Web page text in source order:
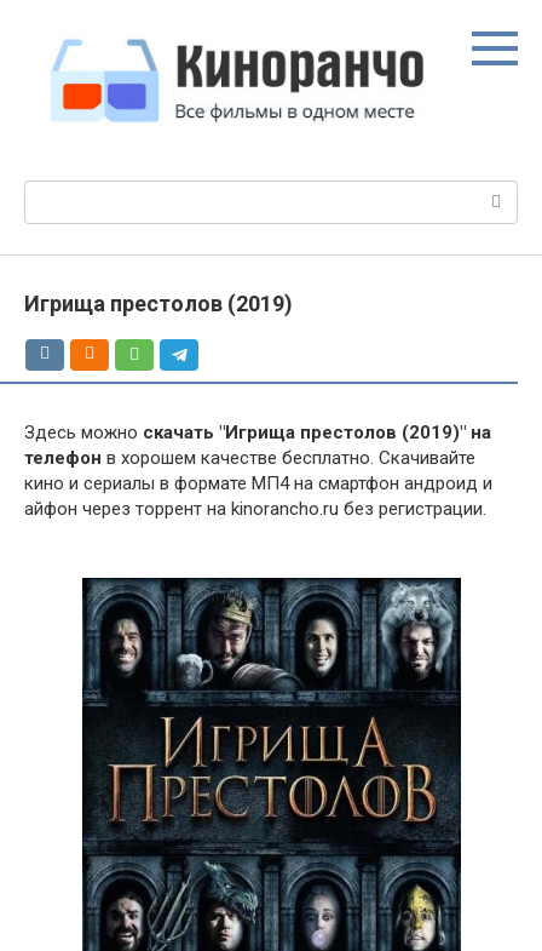
контенту
Игрища престолов (2019)
Здесь можно скачать "Игрища престолов (2019)" на
телефон в хорошем качестве бесплатно. Скачивайте
кино и сериалы в формате МП4 на смартфон андроид и
айфон через торрент на kinorancho.ru без регистрации.